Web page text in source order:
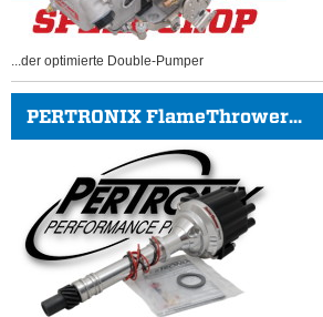
...der optimierte Double-Pumper
PERTRONIX FlameThrower...